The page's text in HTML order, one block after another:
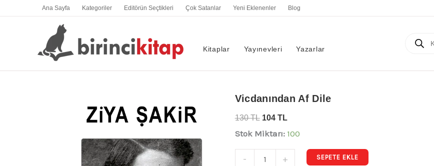
Ana Sayfa Kategoriler Editörün Seçtikleri Çok Satanlar Yeni Eklenenler Blog
Kitaplar Yayınevleri Yazarlar
search
Vicdanından Af Dile
130TL 104 TL
Stok Miktarı: 100
-
Vicdanından
adet
+ SEPETE EKLE